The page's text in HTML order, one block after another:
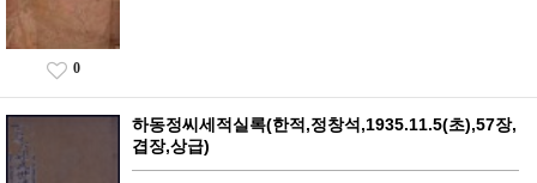
0
하동정씨세적실록(한적,정창석,1935.11.5(초),57장,
겹장,상급)